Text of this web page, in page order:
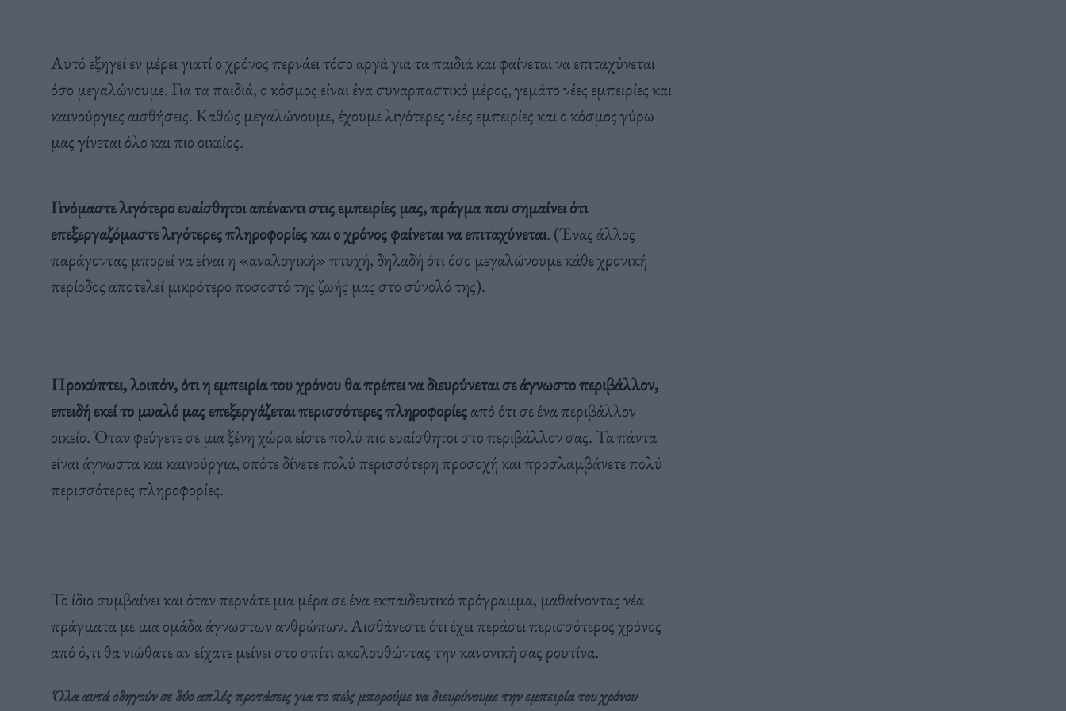
Αυτό εξηγεί εν μέρει γιατί ο χρόνος περνάει τόσο αργά για τα παιδιά και φαίνεται να επιταχύνεται
όσο μεγαλώνουμε. Για τα παιδιά, ο κόσμος είναι ένα συναρπαστικό μέρος, γεμάτο νέες εμπειρίες και
καινούργιες αισθήσεις. Καθώς μεγαλώνουμε, έχουμε λιγότερες νέες εμπειρίες και ο κόσμος γύρω
μας γίνεται όλο και πιο οικείος.
Γινόμαστε λιγότερο ευαίσθητοι απέναντι στις εμπειρίες μας, πράγμα που σημαίνει ότι
επεξεργαζόμαστε λιγότερες πληροφορίες και ο χρόνος φαίνεται να επιταχύνεται. (Ένας άλλος
παράγοντας μπορεί να είναι η «αναλογική» πτυχή, δηλαδή ότι όσο μεγαλώνουμε κάθε χρονική
περίοδος αποτελεί μικρότερο ποσοστό της ζωής μας στο σύνολό της).
Προκύπτει, λοιπόν, ότι η εμπειρία του χρόνου θα πρέπει να διευρύνεται σε άγνωστο περιβάλλον,
επειδή εκεί το μυαλό μας επεξεργάζεται περισσότερες πληροφορίεςαπό ότι σε ένα περιβάλλον
οικείο. Όταν φεύγετε σε μια ξένη χώρα είστε πολύ πιο ευαίσθητοι στο περιβάλλον σας. Τα πάντα
είναι άγνωστα και καινούργια, οπότε δίνετε πολύ περισσότερη προσοχή και προσλαμβάνετε πολύ
περισσότερες πληροφορίες.
Το ίδιο συμβαίνει και όταν περνάτε μια μέρα σε ένα εκπαιδευτικό πρόγραμμα, μαθαίνοντας νέα
πράγματα με μια ομάδα άγνωστων ανθρώπων. Αισθάνεστε ότι έχει περάσει περισσότερος χρόνος
από ό,τι θα νιώθατε αν είχατε μείνει στο σπίτι ακολουθώντας την κανονική σας ρουτίνα.
Όλα αυτά οδηγούν σε δύο απλές προτάσεις για το πώς μπορούμε να διευρύνουμε την εμπειρία του χρόνου